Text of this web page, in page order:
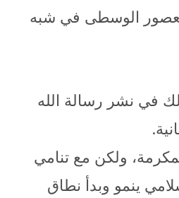
العصور الوسطى في شبه
610 ميلادية. ثم بدأ محمد بعد ذلك في نشر رسالة الله
ولكن مع تنامي
الفترة بدأ المجتمع الإسلامي ينمو وبدأ نطاق